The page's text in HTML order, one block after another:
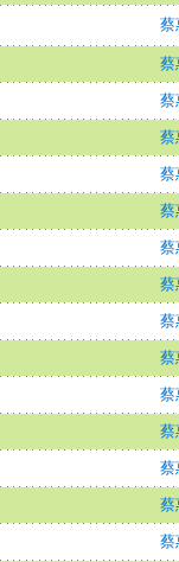
蔡
蔡
蔡
蔡
蔡
蔡
蔡
蔡
蔡
蔡
蔡
蔡
蔡
蔡
蔡